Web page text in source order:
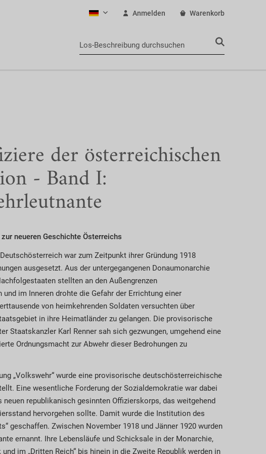
Deutsch Anmelden Warenkorb
der österreichischen
- Band I:
neueren Geschichte Österreichs
war zum Zeitpunkt ihrer Gründung 1918
ausgesetzt. Aus der untergegangenen Donaumonarchie
stellten an den Außengrenzen
und im Inneren drohte die Gefahr der Errichtung einer
von heimkehrenden Soldaten versuchten über
in ihre Heimatländer zu gelangen. Die provisorische
Staatskanzler Karl Renner sah sich gezwungen, umgehend eine
Ordnungsmacht zur Abwehr dieser Bedrohungen zu
„Volkswehr“ wurde eine provisorische deutschösterreichische
Eine wesentliche Forderung der Sozialdemokratie war dabei
neuen republikanisch gesinnten Offizierskorps, das weitgehend
hervorgehen sollte. Damit wurde die Institution des
geschaffen. Zwischen November 1918 und Jänner 1920 wurden
ernannt. Ihre Lebensläufe und Schicksale in der Monarchie,
im „Dritten Reich“ bis hinein in die Zweite Republik werden in